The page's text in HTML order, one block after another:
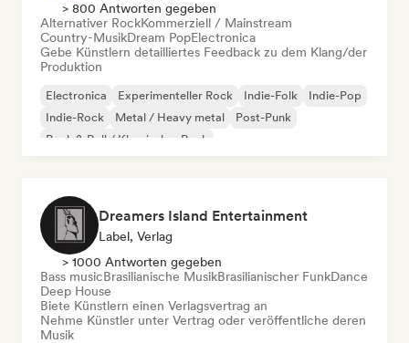
> 800 Antworten gegeben
Alternativer RockKommerziell / Mainstream
Country-MusikDream PopElectronica
Gebe Künstlern detailliertes Feedback zu dem Klang/der
Produktion
Electronica Experimenteller Rock Indie-Folk
Indie-Pop
Indie-Rock
Metal / Heavy metal
Post-Punk
Rock & Roll / Klassischer Rock
Dreamers Island Entertainment
Label, Verlag
> 1000 Antworten gegeben
Bass musicBrasilianische MusikBrasilianischer FunkDance
Deep House
Biete Künstlern einen Verlagsvertrag an
Nehme Künstler unter Vertrag oder veröffentliche deren
Musik